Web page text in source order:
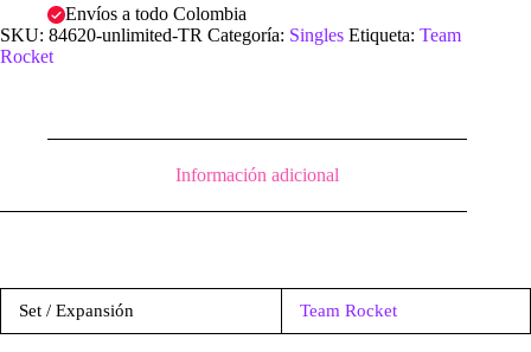
Envíos a todo Colombia
SKU: 84620-unlimited-TR Categoría: Singles Etiqueta: Team
Rocket
Información adicional
Set / Expansión Team Rocket